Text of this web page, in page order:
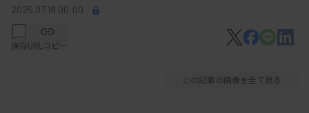
2025.07.18 00:00
保存URLコピー
この記事の画像を全て見る